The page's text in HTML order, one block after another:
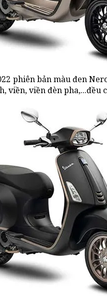
phiên bản màu đen
viền, viền đèn pha,...đều